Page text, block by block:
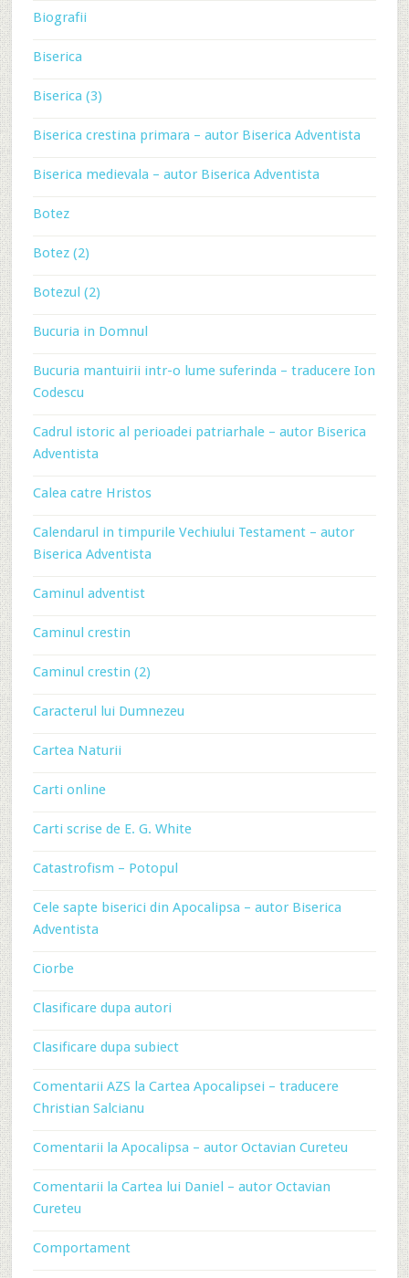
Biografii
Biserica
Biserica (3)
Biserica crestina primara – autor Biserica Adventista
Biserica medievala – autor Biserica Adventista
Botez
Botez (2)
Botezul (2)
Bucuria in Domnul
Bucuria mantuirii intr-o lume suferinda – traducere Ion
Codescu
Cadrul istoric al perioadei patriarhale – autor Biserica
Adventista
Calea catre Hristos
Calendarul in timpurile Vechiului Testament – autor
Biserica Adventista
Caminul adventist
Caminul crestin
Caminul crestin (2)
Caracterul lui Dumnezeu
Cartea Naturii
Carti online
Carti scrise de E. G. White
Catastrofism – Potopul
Cele sapte biserici din Apocalipsa – autor Biserica
Adventista
Ciorbe
Clasificare dupa autori
Clasificare dupa subiect
Comentarii AZS la Cartea Apocalipsei – traducere
Christian Salcianu
Comentarii la Apocalipsa – autor Octavian Cureteu
Comentarii la Cartea lui Daniel – autor Octavian
Cureteu
Comportament